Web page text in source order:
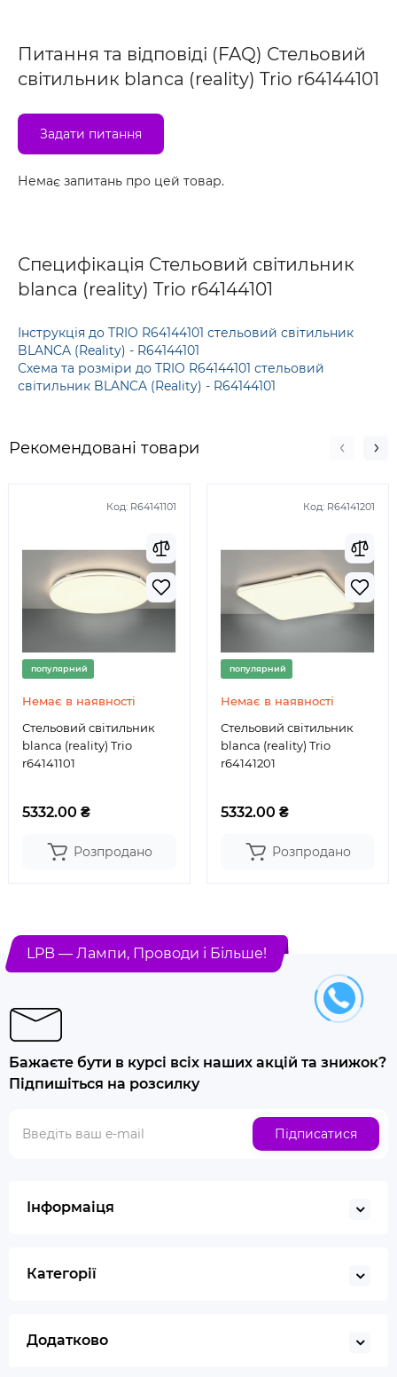
Питання та відповіді (FAQ) Стельовий
світильник blanca (reality) Trio r64144101
Задати питання
Немає запитань про цей товар.
Специфікація Стельовий світильник
blanca (reality) Trio r64144101
Інструкція до TRIO R64144101 стельовий світильник
BLANCA (Reality) - R64144101
Схема та розміри до TRIO R64144101 стельовий
світильник BLANCA (Reality) - R64144101
Рекомендовані товари
Код: R64141101
популярний
Немає в наявності
Стельовий світильник
blanca (reality) Trio
r64141101
5332.00 ₴
Розпродано
Код: R64141201
популярний
Немає в наявності
Стельовий світильник
blanca (reality) Trio
r64141201
5332.00 ₴
Розпродано
LPB — Лампи, Проводи і Більше!
Бажаєте бути в курсі всіх наших акцій та знижок?
Підпишіться на розсилку
Підписатися
Інформаіця
Категорії
Додатково